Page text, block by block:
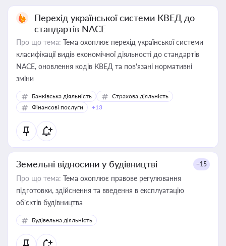
Перехід української системи КВЕД до
стандартів NACE
Про що тема: Тема охоплює перехід української системи
класифікації видів економічної діяльності до стандартів
NACE, оновлення кодів КВЕД та пов'язані нормативні
зміни
Банківська діяльність
Страхова діяльність
Фінансові послуги
+13
Земельні відносини у будівництві +15
Про що тема: Тема охоплює правове регулювання
підготовки, здійснення та введення в експлуатацію
об’єктів будівництва
Будівельна діяльність